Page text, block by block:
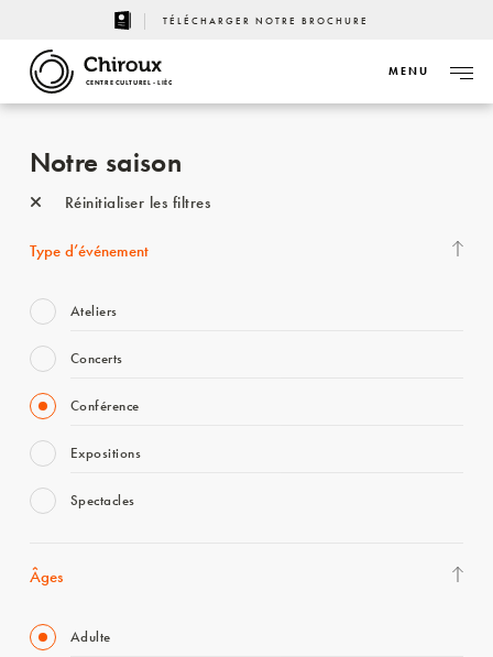
TÉLÉCHARGER NOTRE BROCHURE
CENTRE CULTUREL - LIÈGE
MENU
Notre saison
Réinitialiser les filtres
Type d’événement
Ateliers
Concerts
Conférence
Expositions
Spectacles
Âges
Adulte